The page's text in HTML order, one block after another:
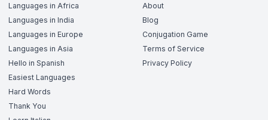
Languages in Africa
Languages in India
Languages in Europe
Languages in Asia
Hello in Spanish
Easiest Languages
Hard Words
Thank You
About
Blog
Conjugation Game
Terms of Service
Privacy Policy